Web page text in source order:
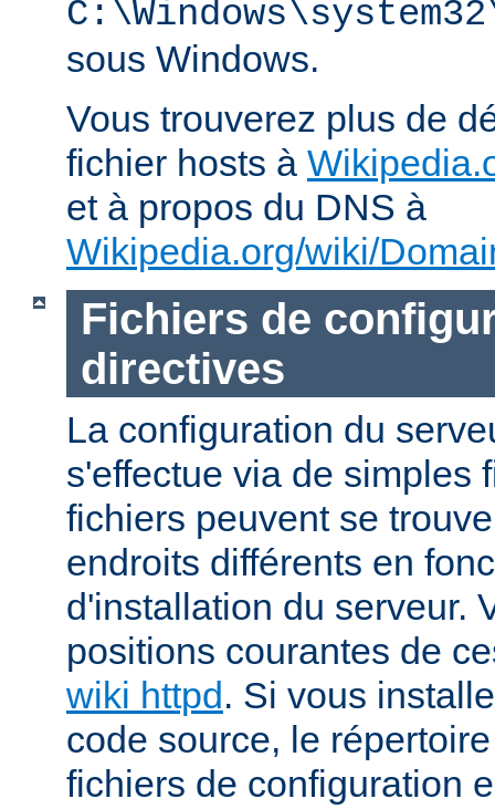
sous Windows.
Vous trouverez plus de
fichier hosts à
et à propos du DNS à
Wikipedia.org/wiki/
Fichiers de
directives
La configuration du
s'effectue via de simples
fichiers peuvent se
endroits différents en
d'installation du serveur.
positions courantes de
wiki httpd . Si vous
code source, le
fichiers de configuration